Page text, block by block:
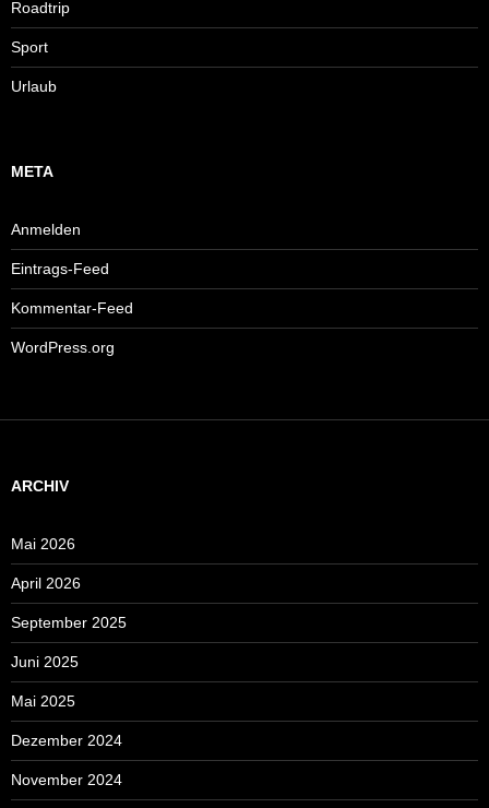
Roadtrip
Sport
Urlaub
META
Anmelden
Eintrags-Feed
Kommentar-Feed
WordPress.org
ARCHIV
Mai 2026
April 2026
September 2025
Juni 2025
Mai 2025
Dezember 2024
November 2024